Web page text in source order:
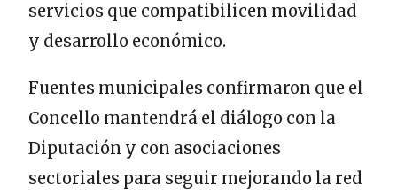
servicios que compatibilicen movilidad
y desarrollo económico.
Fuentes municipales confirmaron que el
Concello mantendrá el diálogo con la
Diputación y con asociaciones
sectoriales para seguir mejorando la red